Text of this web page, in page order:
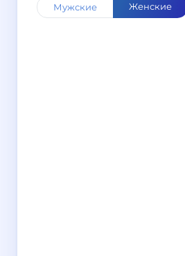
Мужские Женские